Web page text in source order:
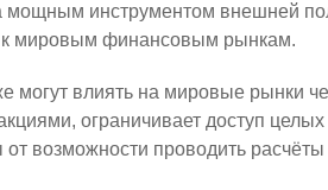
мощным инструментом внешней
к мировым финансовым рынкам.
влиять на мировые рынки
ограничивает доступ
от возможности проводить